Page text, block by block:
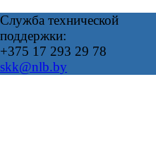
Служба технической
поддержки:
+375 17 293 29 78
skk@nlb.by